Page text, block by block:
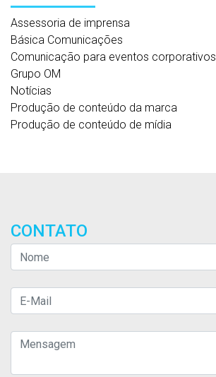
Assessoria de imprensa
Básica Comunicações
Comunicação para eventos corporativos
Grupo OM
Notícias
Produção de conteúdo da marca
Produção de conteúdo de mídia
CONTATO